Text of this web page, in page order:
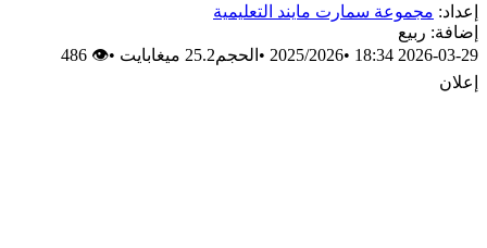
إعداد: مجموعة سمارت مايند التعليمية
إضافة: ربيع
2026-03-29 18:34
•
2025/2026
•الحجم25.2 ميغابايت •
👁 486
إعلان